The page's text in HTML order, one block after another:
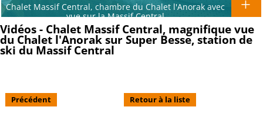
Chalet Massif Central, chambre du Chalet l'Anorak avec
vue sur la Massif Central
Vidéos - Chalet Massif Central, magnifique vue
du Chalet l'Anorak sur Super Besse, station de
ski du Massif Central
Précédent Retour à la liste